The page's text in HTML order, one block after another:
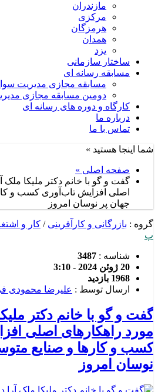
مازندران
مرکزی
هرمزگان
همدان
یزد
ساختار سازمانی
مسابقه رسانه ای
مسابقه مجازی مدیریت
دومین مسابقه مجازی
کارگاه و دوره های رسانه ای
درباره ما
تماس با ما
شما اینجا هستید »
صفحه اصلی »
گفت و گو با خانم دکتر ملیکا ملک
اصلی افزایش تاب‌آوری کسب و
جهان پر نوسان امروز
گروه : بازرگانی و کارآفرینی / کار و
پ
شناسه : 3487
20 ژوئن 2024 - 3:10
1968 بازدید
ارسال توسط : علیرضا محمودی
گفت و گو با خانم دکتر
مورد راهکارهای اصلی
کسب و کارها و صنایع
نوسان امروز